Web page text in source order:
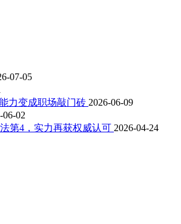
07-05
力变成职场敲门砖 2026-06-09
06-02
法第4，实力再获权威认可 2026-04-24